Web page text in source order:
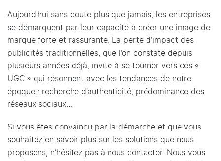
Aujourd’hui sans doute plus que jamais, les entreprises
se démarquent par leur capacité à créer une image de
marque forte et rassurante. La perte d’impact des
publicités traditionnelles, que l’on constate depuis
plusieurs années déjà, invite à se tourner vers ces «
UGC » qui résonnent avec les tendances de notre
époque : recherche d’authenticité, prédominance des
réseaux sociaux…
Si vous êtes convaincu par la démarche et que vous
souhaitez en savoir plus sur les solutions que nous
proposons, n’hésitez pas à nous contacter. Nous vous